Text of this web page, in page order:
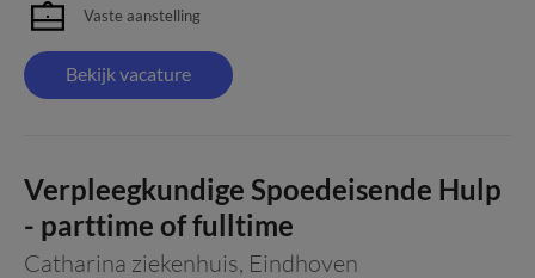
Vaste aanstelling
Bekijk vacature
Verpleegkundige Spoedeisende Hulp
- parttime of fulltime
Catharina ziekenhuis, Eindhoven